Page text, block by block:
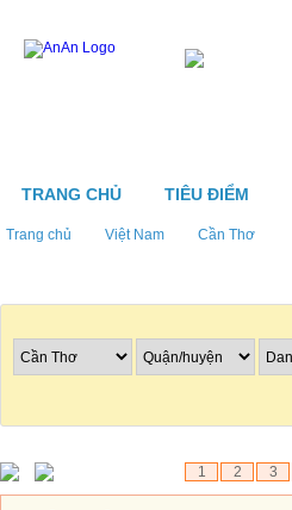
TRANG CHỦ TIÊU ĐIỂM
Trang chủ Việt Nam Cần Thơ
1 2 3